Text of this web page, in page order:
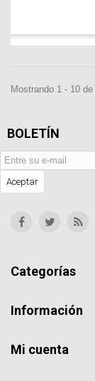
Mostrando 1 - 10
BOLETÍN
Aceptar
Categorías
Información
Mi cuenta